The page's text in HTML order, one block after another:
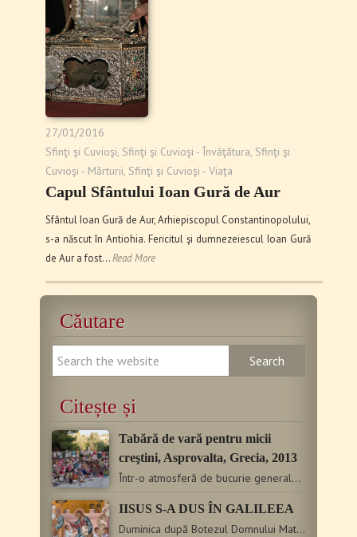
27/01/2016
Sfinţi şi Cuvioşi Sfinţi şi Cuvioşi - Învăţătura Sfinţi şi
Cuvioşi - Mărturii Sfinţi şi Cuvioşi - Viaţa
Capul Sfântului Ioan Gură de Aur
Sfântul Ioan Gură de Aur, Arhiepiscopul Constantinopolului,
s-a născut în Antiohia. Fericitul şi dumnezeiescul Ioan Gură
de Aur a fost…Read More
Căutare
Citește și
Tabără de vară pentru micii
creştini, Asprovalta, Grecia, 2013
Într-o atmosferă de bucurie generală, a avut loc joi, 27…
IISUS S-A DUS ÎN GALILEEA
Duminica după Botezul Domnului Matei 4, 12-17 Te-ai botezat…